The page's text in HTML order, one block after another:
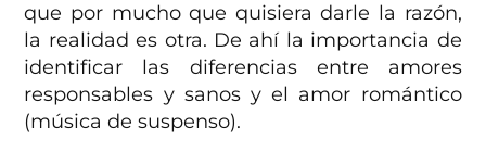
que por mucho que quisiera darle la razón,
la realidad es otra. De ahí la importancia de
identificar las diferencias entre amores
responsables y sanos y el amor romántico
(música de suspenso).